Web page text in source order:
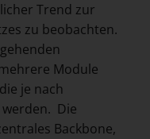
Trend zur
zu beobachten.
Module
je nach
Die
Backbone,